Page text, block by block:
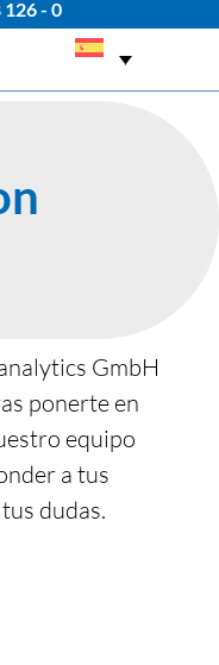
126 - 0
GmbH
ponerte en
equipo
a tus
dudas.